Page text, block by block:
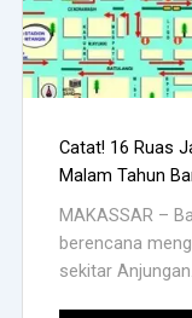
Catat! 16 Ruas
Malam Tahun
MAKASSAR –
berencana
sekitar